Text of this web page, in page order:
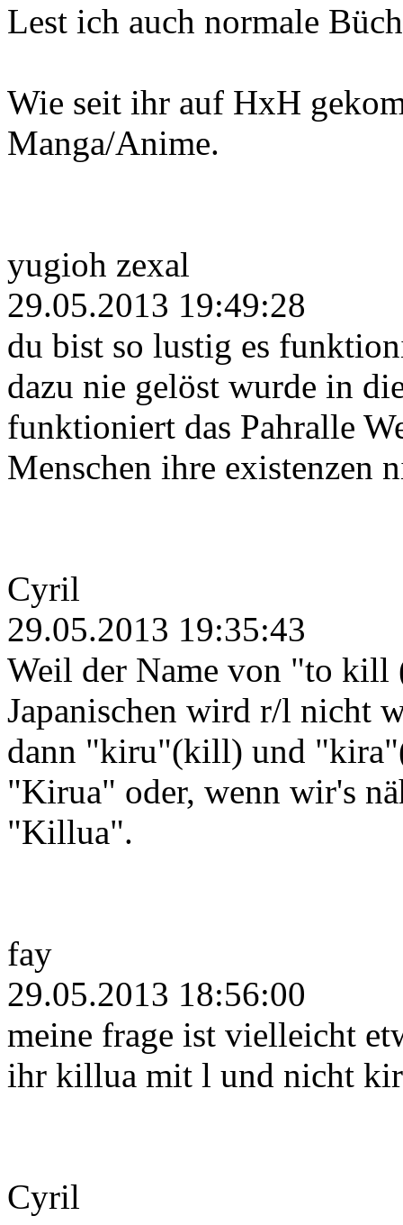
Lest ich auch normale
Wie seit ihr auf HxH
Manga/Anime.
yugioh zexal
29.05.2013 19:49:28
du bist so lustig es
dazu nie gelöst wurde in
funktioniert das Pahralle
Menschen ihre existenzen
Cyril
29.05.2013 19:35:43
Weil der Name von "to
Japanischen wird r/l nicht
dann "kiru"(kill) und
"Kirua" oder, wenn wir's
"Killua".
fay
29.05.2013 18:56:00
meine frage ist vielleicht
ihr killua mit l und nicht
Cyril